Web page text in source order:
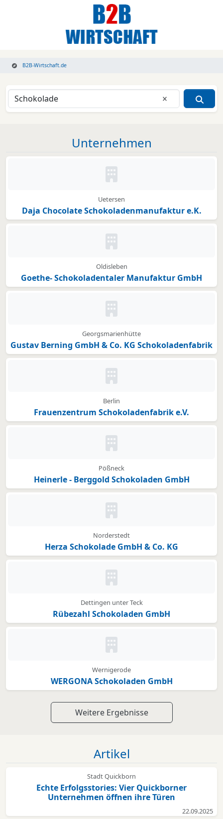
B2B-Wirtschaft.de
Eingabe
Unternehmen
Kein Bild oder Logo hinterlegt
Uetersen
Daja Chocolate Schokoladenmanufaktur e.K.
Kein Bild oder Logo hinterlegt
Oldisleben
Goethe- Schokoladentaler Manufaktur GmbH
Kein Bild oder Logo hinterlegt
Georgsmarienhütte
Gustav Berning GmbH & Co. KG Schokoladenfabrik
Kein Bild oder Logo hinterlegt
Berlin
Frauenzentrum Schokoladenfabrik e.V.
Kein Bild oder Logo hinterlegt
Pößneck
Heinerle - Berggold Schokoladen GmbH
Kein Bild oder Logo hinterlegt
Norderstedt
Herza Schokolade GmbH & Co. KG
Kein Bild oder Logo hinterlegt
Dettingen unter Teck
Rübezahl Schokoladen GmbH
Kein Bild oder Logo hinterlegt
Wernigerode
WERGONA Schokoladen GmbH
Weitere Ergebnisse
Artikel
Stadt Quickborn
Echte Erfolgsstories: Vier Quickborner
Unternehmen öffnen ihre Türen
22.09.2025